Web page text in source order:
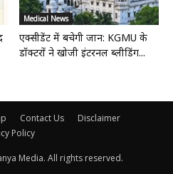
Medical News
एक्सीडेंट में बचेगी जान: KGMU के
डॉक्टरों ने खोजी इंटरनल ब्लीडिंग...
Contact Us
Disclaimer
Policy
Media. All rights reserved.